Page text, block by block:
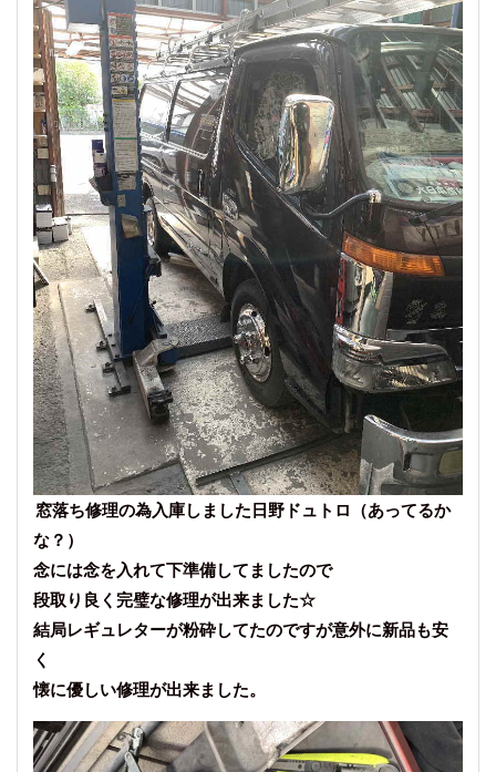
窓落ち修理の為入庫しました日野ドュトロ（あってるか
な？）
念には念を入れて下準備してましたので
段取り良く完璧な修理が出来ました☆
結局レギュレターが粉砕してたのですが意外に新品も安
く
懐に優しい修理が出来ました。